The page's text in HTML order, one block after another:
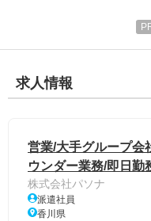
求人情報
営業/大手グループ会
ウンダー業務/即日勤
株式会社パソナ
派遣社員
香川県